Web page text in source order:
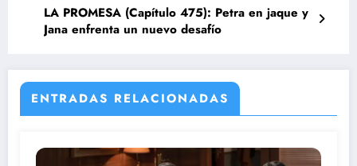
LA PROMESA (Capítulo 475): Petra en jaque y
Jana enfrenta un nuevo desafío
ENTRADAS RELACIONADAS